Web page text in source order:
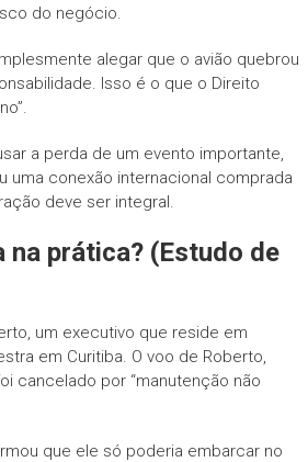
do negócio.
alegar que o avião quebrou
Isso é o que o Direito
a perda de um evento importante,
uma conexão internacional comprada
deve ser integral.
na prática? (Estudo de
um executivo que reside em
em Curitiba. O voo de Roberto,
cancelado por “manutenção não
que ele só poderia embarcar no